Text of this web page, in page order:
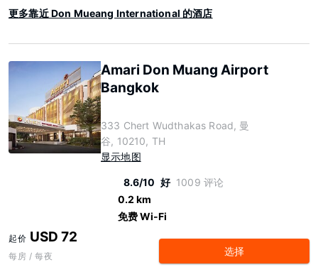
更多靠近 Don Mueang International 的酒店
Amari Don Muang Airport
Bangkok
333 Chert Wudthakas Road, 曼
谷, 10210, TH
显示地图
8.6/10 好 1009 评论
0.2 km
免费 Wi-Fi
起价 USD 72
每房 / 每夜 选择